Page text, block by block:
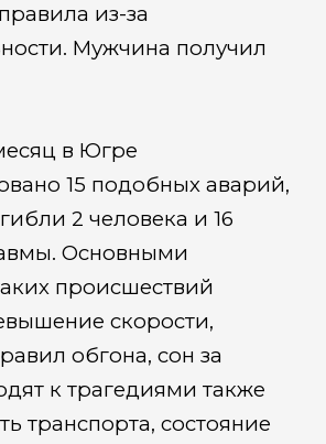
из-за
Мужчина получил
в Югре
15 подобных аварий,
2 человека и 16
Основными
происшествий
скорости,
обгона, сон за
к трагедиями также
транспорта, состояние